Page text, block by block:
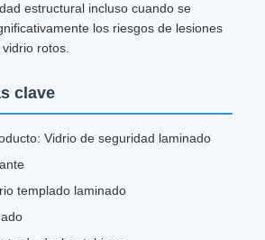
estructural incluso cuando se
los riesgos de lesiones
rotos.
clave
Vidrio de seguridad laminado
templado laminado